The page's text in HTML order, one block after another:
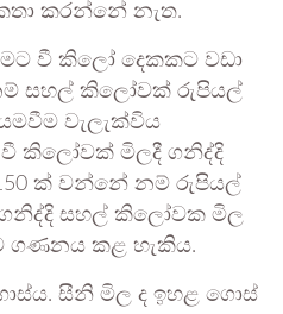
කරන්නේ නැත.
වී කිලෝ දෙකකට වඩා
සහල් කිලෝවක් රුපියල්
වැලැක්විය
කිලෝවක් මිලදී ගනිද්දි
ක් වන්නේ නම් රුපියල්
සහල් කිලෝවක මිල
ගණනය කළ හැකිය.
සීනි මිල ද ඉහළ ගොස්